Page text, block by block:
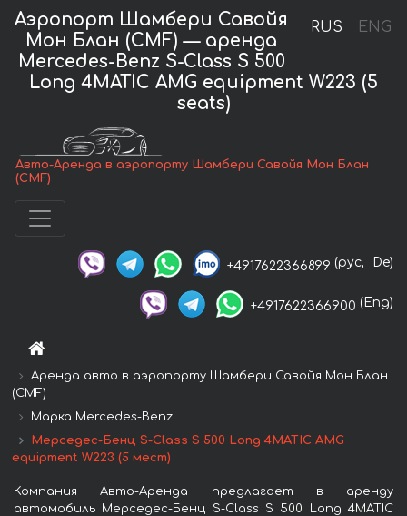
RUS ENG
Аэропорт Шамбери Савойя
Мон Блан (CMF) — аренда
Mercedes-Benz S-Class S 500
Long 4MATIC AMG equipment W223 (5
seats)
Авто-Аренда в аэропорту Шамбери Савойя Мон Блан
(CMF)
+4917622366899 (рус, De)
+4917622366900 (Eng)
Аренда авто в аэропорту Шамбери Савойя Мон Блан
(CMF)
Марка Mercedes-Benz
Мерседес-Бенц S-Class S 500 Long 4MATIC AMG
equipment W223 (5 мест)
Компания Авто-Аренда предлагает в аренду
автомобиль Мерседес-Бенц S-Class S 500 Long 4MATIC